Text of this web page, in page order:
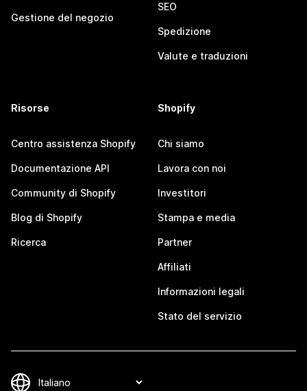
Gestione del negozio
SEO
Spedizione
Valute e traduzioni
Risorse
Centro assistenza Shopify
Documentazione API
Community di Shopify
Blog di Shopify
Ricerca
Shopify
Chi siamo
Lavora con noi
Investitori
Stampa e media
Partner
Affiliati
Informazioni legali
Stato del servizio